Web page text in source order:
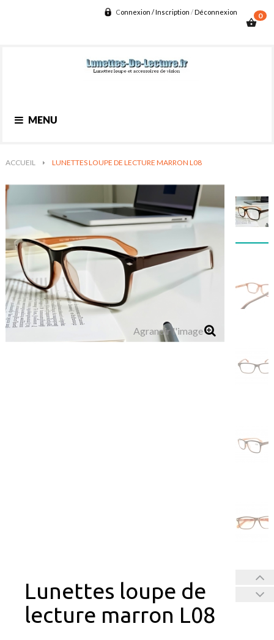
shopping_basket
0
Connexion / Inscription /Déconnexion
la
MENU
ACCUEIL > LUNETTES LOUPE DE LECTURE MARRON L08
Agrandir l'image
Lunettes loupe de
lecture marron L08